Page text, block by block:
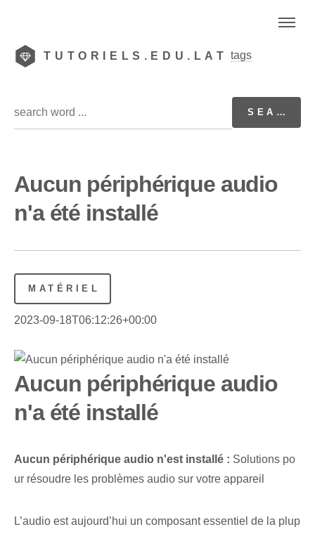
TUTORIELS.EDU.LAT tags
Aucun périphérique audio
n'a été installé
MATÉRIEL
2023-09-18T06:12:26+00:00
Aucun périphérique audio
n'a été installé
Aucun périphérique audio n'est installé : Solutions po
ur résoudre les problèmes audio sur votre appareil
L’audio est aujourd’hui un composant essentiel de la plup